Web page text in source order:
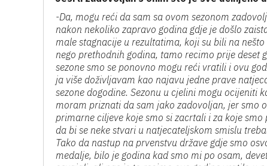
-Da, mogu reći da sam sa ovom sezonom
nakon nekoliko zapravo godina gdje je došlo
male stagnacije u rezultatima, koji su bili na
nego prethodnih godina, tamo recimo prije deset
sezone smo se ponovno mogu reći vratili i ovu
ja više doživljavam kao najavu jedne prave
sezone dogodine. Sezonu u cjelini mogu ocijeniti
moram priznati da sam jako zadovoljan, jer smo
primarne ciljeve koje smo si zacrtali i za koje
da bi se neke stvari u natjecateljskom smislu
Tako da nastup na prvenstvu države gdje smo
medalje, bilo je godina kad smo mi po osam,